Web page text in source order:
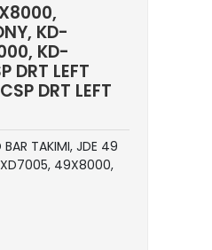
KD-
KD-
DRT LEFT
DRT LEFT
TAKIMI, JDE 49
49X8000,